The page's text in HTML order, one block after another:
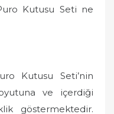
Kutusu Seti ne
Kutusu Seti’nin
ve içerdiği
göstermektedir.